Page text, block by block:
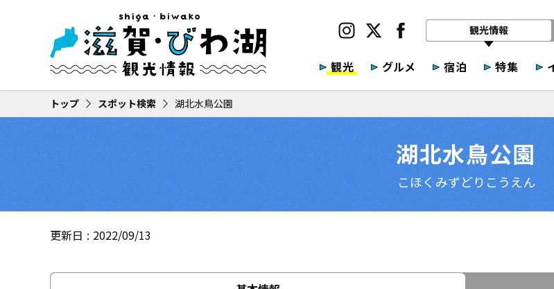
観光情報
観光 グルメ 宿泊 特集
トップ スポット検索 湖北水鳥公園
湖北水鳥公園
こほくみずどりこうえん
更新日 2022/09/13